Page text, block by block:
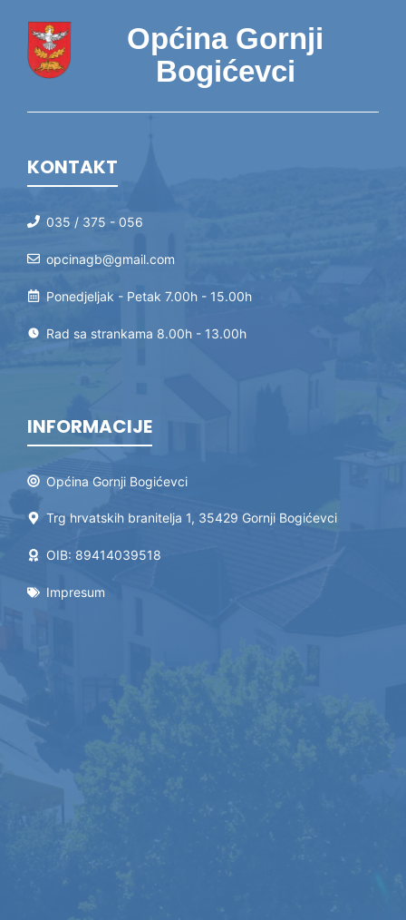
Općina Gornji
Bogićevci
KONTAKT
035 / 375 - 056
opcinagb@gmail.com
Ponedjeljak - Petak 7.00h - 15.00h
Rad sa strankama 8.00h - 13.00h
INFORMACIJE
Općina Gornji Bogićevci
Trg hrvatskih branitelja 1, 35429 Gornji Bogićevci
OIB: 89414039518
Impresum